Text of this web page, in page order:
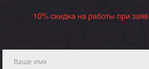
10% скидка на работы при